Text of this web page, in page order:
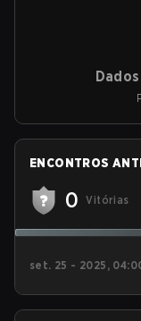
ENCONTROS
0 Vitórias
set. 25 - 2025,